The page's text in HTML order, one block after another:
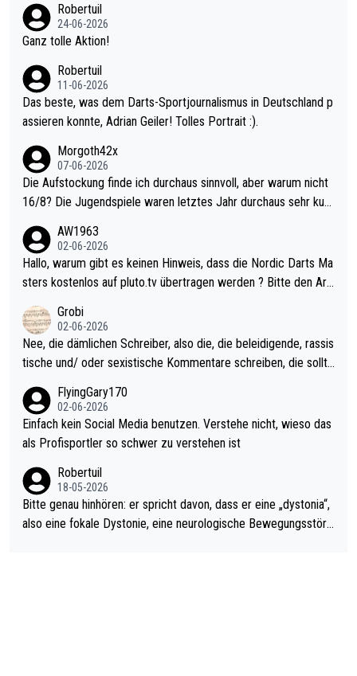
mal 40+ erst recht. Da gewinnst keinen Blumentopf - ist ja noc
h krasser wie ein Pokalspiel eines Kreisligisten vs einem Bund
Robertuil
24-06-2026
Ganz tolle Aktion!
Robertuil
11-06-2026
Das beste, was dem Darts-Sportjournalismus in Deutschland p
assieren konnte, Adrian Geiler! Tolles Portrait :).
Morgoth42x
07-06-2026
Die Aufstockung finde ich durchaus sinnvoll, aber warum nicht
16/8? Die Jugendspiele waren letztes Jahr durchaus sehr kurz
Allerdings ist Mitchell Lawrie als Nummer 1 der Welt eh qualifi
ziert. Somit ändert die automatische Qualifikation des Weltmei
sters erstmal nichts. Ich denke sie wollen damit für nächstes J
ohl wenig WDF Turniere spielen. Dies war bei Archie Self letzt
es Jahr der Fall. Er musste als amtierender Weltmeister durch
den Qualifier und ich glaube kaum, dass Mitchel sich das (in Ve
gas) antun würde, wenn er doch eigentlich die PDC-WM als Zi
el hat.
AW1963
02-06-2026
Hallo, warum gibt es keinen Hinweis, dass die Nordic Darts Ma
sters kostenlos auf pluto.tv übertragen werden ? Bitte den Arti
Grobi
02-06-2026
Nee, die dämlichen Schreiber, also die, die beleidigende, rassis
tische und/ oder sexistische Kommentare schreiben, die sollte
s Leben in den Griff kriegen. Nur eins wundert mich: Luke Little
r war doch neulich erst derjenige, der über Social Media GvV p
rovoziert hat. Und Littlers Mutter schießt öfters mal gegen Ric
FlyingGary170
02-06-2026
Einfach kein Social Media benutzen. Verstehe nicht, wieso das
als Profisportler so schwer zu verstehen ist
Robertuil
18-05-2026
Bitte genau hinhören: er spricht davon, dass er eine „dystonia“,
also eine fokale Dystonie, eine neurologische Bewegungsstöru